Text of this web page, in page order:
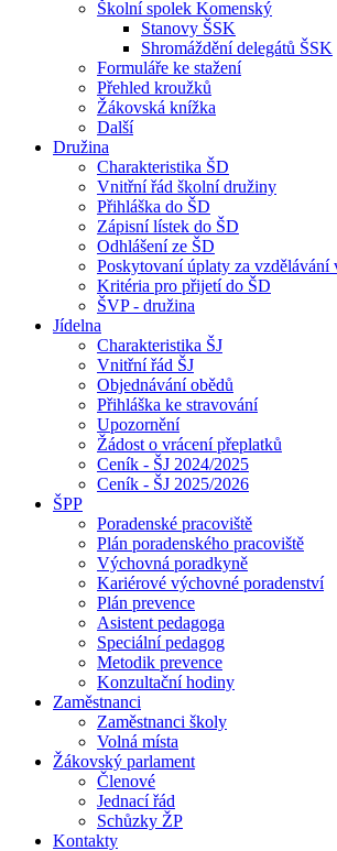
Školní spolek Komenský
Stanovy ŠSK
Shromáždění delegátů ŠSK
Formuláře ke stažení
Přehled kroužků
Žákovská knížka
Další
Družina
Charakteristika ŠD
Vnitřní řád školní družiny
Přihláška do ŠD
Zápisní lístek do ŠD
Odhlášení ze ŠD
Poskytovaní úplaty za vzdělávání
Kritéria pro přijetí do ŠD
ŠVP - družina
Jídelna
Charakteristika ŠJ
Vnitřní řád ŠJ
Objednávání obědů
Přihláška ke stravování
Upozornění
Žádost o vrácení přeplatků
Ceník - ŠJ 2024/2025
Ceník - ŠJ 2025/2026
ŠPP
Poradenské pracoviště
Plán poradenského pracoviště
Výchovná poradkyně
Kariérové výchovné poradenství
Plán prevence
Asistent pedagoga
Speciální pedagog
Metodik prevence
Konzultační hodiny
Zaměstnanci
Zaměstnanci školy
Volná místa
Žákovský parlament
Členové
Jednací řád
Schůzky ŽP
Kontakty